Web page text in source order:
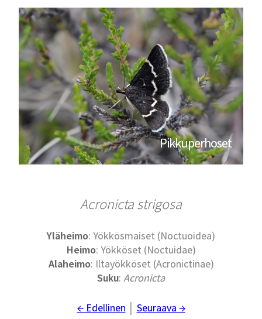
Pikkuperhoset
Acronicta strigosa
Yläheimo: Yökkösmaiset (Noctuoidea)
Heimo: Yökköset (Noctuidae)
Alaheimo: Iltayökköset (Acronictinae)
Suku: Acronicta
← Edellinen Seuraava →